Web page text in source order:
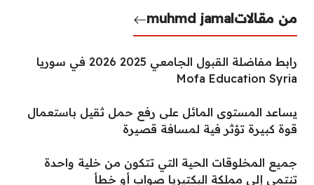
من مقالاتmuhmd jamal
رابط مفاضلة القبول الجامعي 2025 2026 في سوريا
Mofa Education Syria
يساعد المستوى المائل على رفع حمل ثقيل باستعمال
قوة كبيرة تؤثر فية لمسافة قصيرة
جميع المخلوقات الحية التي تتكون من خلية واحدة
تنتمي إلى مملكة البكتيريا صواب أو خطأ